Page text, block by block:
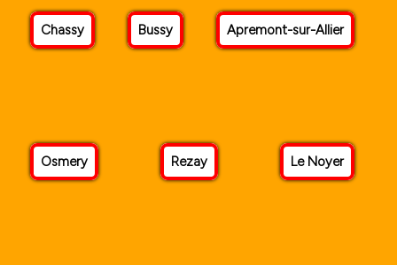
Chassy Bussy Apremont-sur-Allier
Osmery Rezay Le Noyer